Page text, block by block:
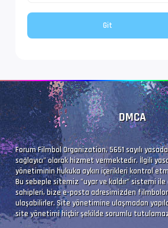
Altyazı #4        : UTF-8
İz Adı            :
Altyazı #5        : UTF-8
İz Adı            : Tam
Dil               : tr
DMCA
Forum Filmbol Organization, 5651 sayılı
sağlayıcı" olarak hizmet vermektedir. İlgili
yönetiminin hukuka aykırı içerikleri kontrol
Bu sebeple sitemiz "uyar ve kaldır" sistemi ile
sahipleri, bize e-posta adresimizden
ulaşabilirler. Site yönetimine ulaşmadan
site yönetimi hiçbir şekilde sorumlu